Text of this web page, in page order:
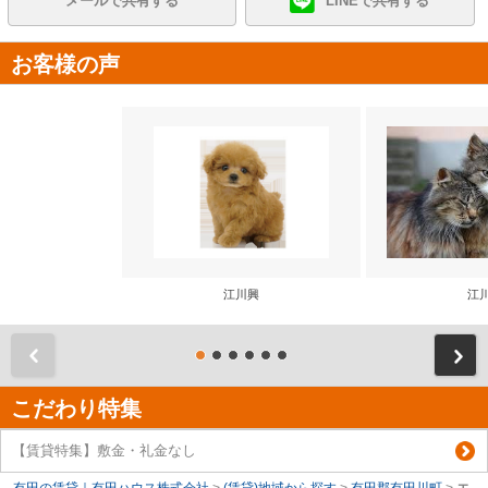
お客様の声
江川興 江
こだわり特集
【賃貸特集】敷金・礼金なし